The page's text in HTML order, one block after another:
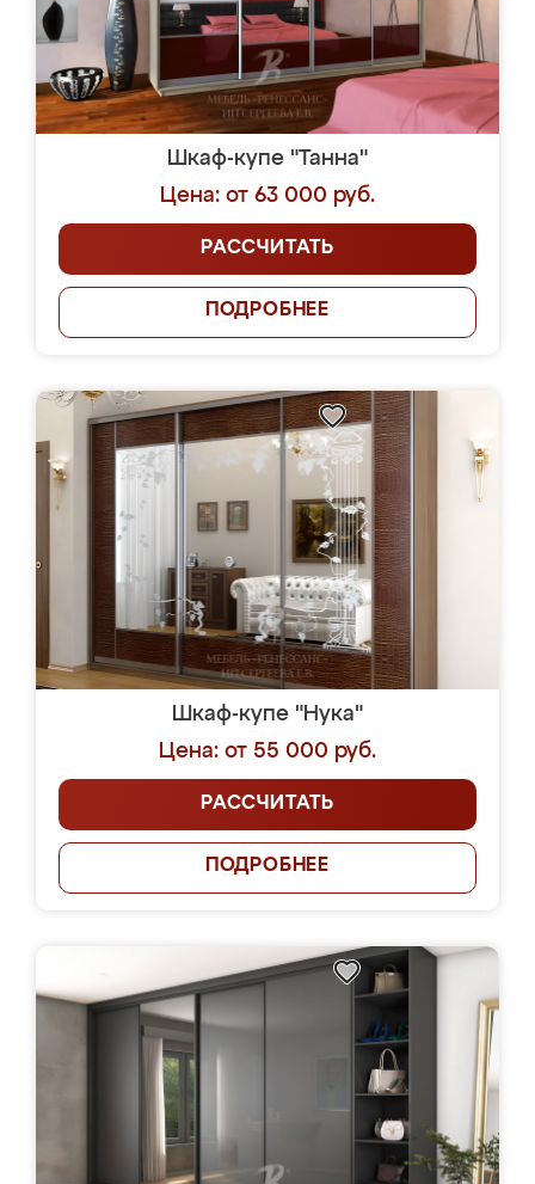
Шкаф-купе "Танна"
Цена: от 63 000 руб.
РАССЧИТАТЬ
ПОДРОБНЕЕ
Шкаф-купе "Нука"
Цена: от 55 000 руб.
РАССЧИТАТЬ
ПОДРОБНЕЕ